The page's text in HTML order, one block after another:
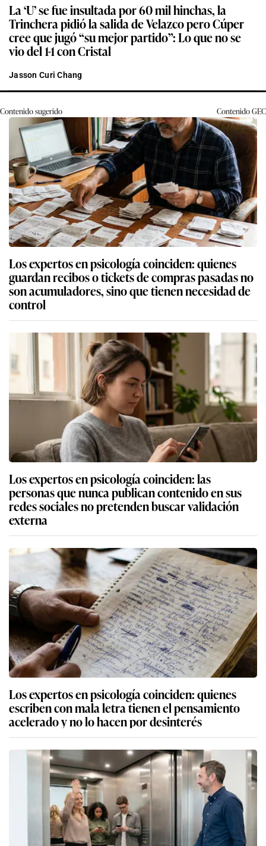
La ‘U’ se fue insultada por 60 mil hinchas, la
Trinchera pidió la salida de Velazco pero Cúper
cree que jugó “su mejor partido”: Lo que no se
vio del 1-1 con Cristal
Jasson Curi Chang
Contenido sugerido ContenidoGEC
Los expertos en psicología coinciden: quienes
guardan recibos o tickets de compras pasadas no
son acumuladores, sino que tienen necesidad de
control
Los expertos en psicología coinciden: las
personas que nunca publican contenido en sus
redes sociales no pretenden buscar validación
externa
Los expertos en psicología coinciden: quienes
escriben con mala letra tienen el pensamiento
acelerado y no lo hacen por desinterés